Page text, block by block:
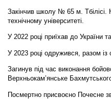
Закінчив школу № 65 м. Тбілісі.
технічному університеті.
У 2022 році приїхав до України
У 2023 році одружився, разом
Загинув під час виконання
Верхньокам’янське
Посмертно присвоєно Почесне